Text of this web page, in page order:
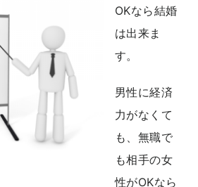
OKなら結婚
は出来ま
す。
男性に経済
力がなくて
も、無職で
も相手の女
性がOKなら